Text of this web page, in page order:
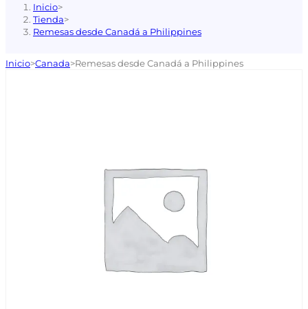
Inicio>
Tienda>
Remesas desde Canadá a Philippines
Inicio>Canada>Remesas desde Canadá a Philippines